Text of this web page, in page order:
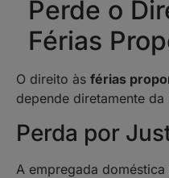
Perde o
Férias
O direito às férias
depende diretamente
Perda por
A empregada doméstica